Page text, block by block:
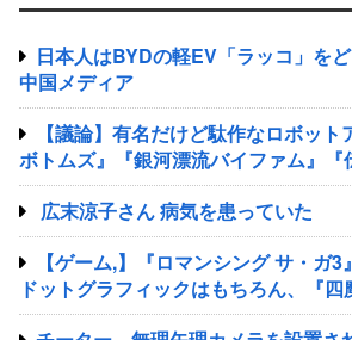
日本人はBYDの軽EV「ラッコ」を
中国メディア
【議論】有名だけど駄作なロボッ
ボトムズ』『銀河漂流バイファム』『
『超獣機神ダンクーガ』『銀河疾風サ
広末涼子さん 病気を患っていた
【ゲーム,】『ロマンシング サ・ガ
ドットグラフィックはもちろん、『
ケンサウンドが心に残る